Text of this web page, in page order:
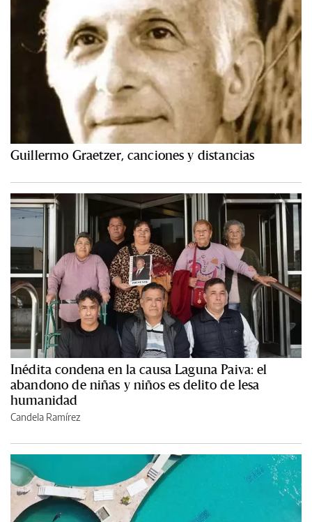
Guillermo Graetzer, canciones y distancias
Inédita condena en la causa Laguna Paiva: el
abandono de niñas y niños es delito de lesa
humanidad
Candela Ramírez